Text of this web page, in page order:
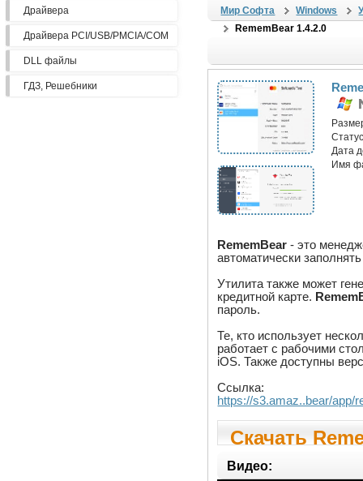
Драйвера
Драйвера PCI/USB/PMCIA/COM
DLL файлы
ГДЗ, Решебники
Мир Софта Windows
RememBear 1.4.2.0
Дата
Имя
RememBear - это
автоматически
Утилита также может
кредитной карте.
пароль.
Те, кто использует
работает с рабочими
iOS. Также доступны
Ссылка:
https://s3.amaz..bear/app/
Скачать
Видео: